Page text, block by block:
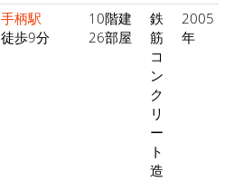
手柄駅
徒歩9分
10階建
26部屋
鉄
筋
コ
ン
ク
リ
ー
ト
造
2005
年